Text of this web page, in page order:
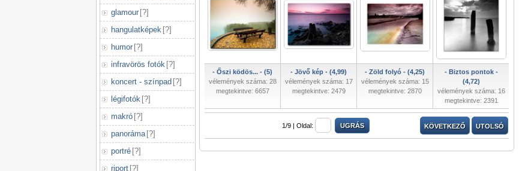
glamour [?]
hangulatképek [?]
humor [?]
infravörös fotók [?]
koncert - színpad [?]
légifotók [?]
makró [?]
panoráma [?]
portré [?]
riport [?]
- Őszi ködös... - (5)
vélemények száma: 28
megtekintve: 6657
- Jövő kép - (4,99)
vélemények száma: 17
megtekintve: 2479
- Zöld folyó - (4,25)
vélemények száma: 15
megtekintve: 2870
- Biztos pontok -
(4,72)
vélemények száma: 16
megtekintve: 2391
1/9 | Oldal: KÖVETKEZŐ UTOLSÓ